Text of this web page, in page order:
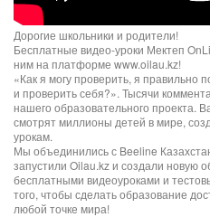
Дорогие школьники и родители!
Бесплатные видео-уроки Мектеп
ним на платформе www.oilau.kz!
«Как я могу проверить, я правильно
и проверить себя?». Тысячи
нашего образовательного проекта.
смотрят миллионы детей в мире,
урокам.
Мы объединились с Beeline
запустили Oilau.kz и создали новую
бесплатными видеоуроками и
того, чтобы сделать образование
любой точке мира!